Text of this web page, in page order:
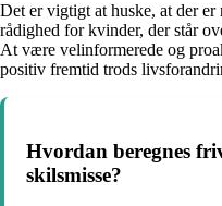
Det er vigtigt at huske, at der er
rådighed for kvinder, der står
At være velinformerede og
positiv fremtid trods
Hvordan beregnes
skilsmisse?